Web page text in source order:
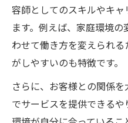
容師としてのスキルやキ
ます。例えば、家庭環境
わせて働き方を変えられ
がしやすいのも特徴です。
さらに、お客様との関係
でサービスを提供できる